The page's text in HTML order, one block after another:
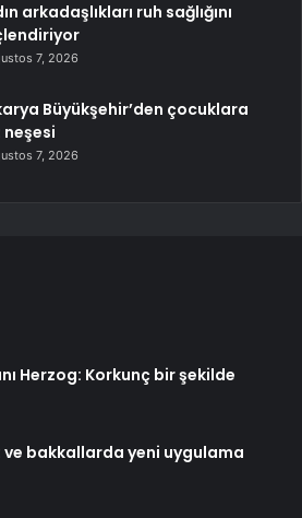
arkadaşlıkları ruh sağlığını
7, 2026
Büyükşehir’den çocuklara
neşesi
7, 2026
Herzog: Korkunç bir şekilde
bakkallarda yeni uygulama